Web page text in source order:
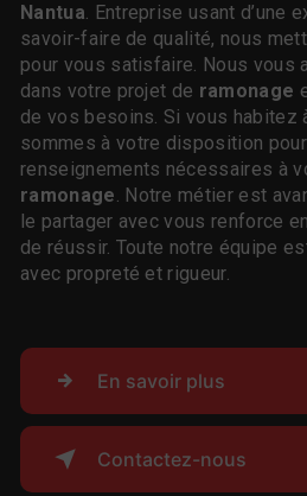
Nantua. Entreprise usant d’une
savoir-faire de qualité, nous
pour vous satisfaire. Nous vous
dans votre projet de ramonage
de vos besoins. Si vous habitez
sommes à votre disposition
renseignements nécessaires à
ramonage. Notre métier est
le partager avec vous renforce
de réussir. Toute notre équipe
avec propreté et rigueur.
En savoir plus
Contactez-nous